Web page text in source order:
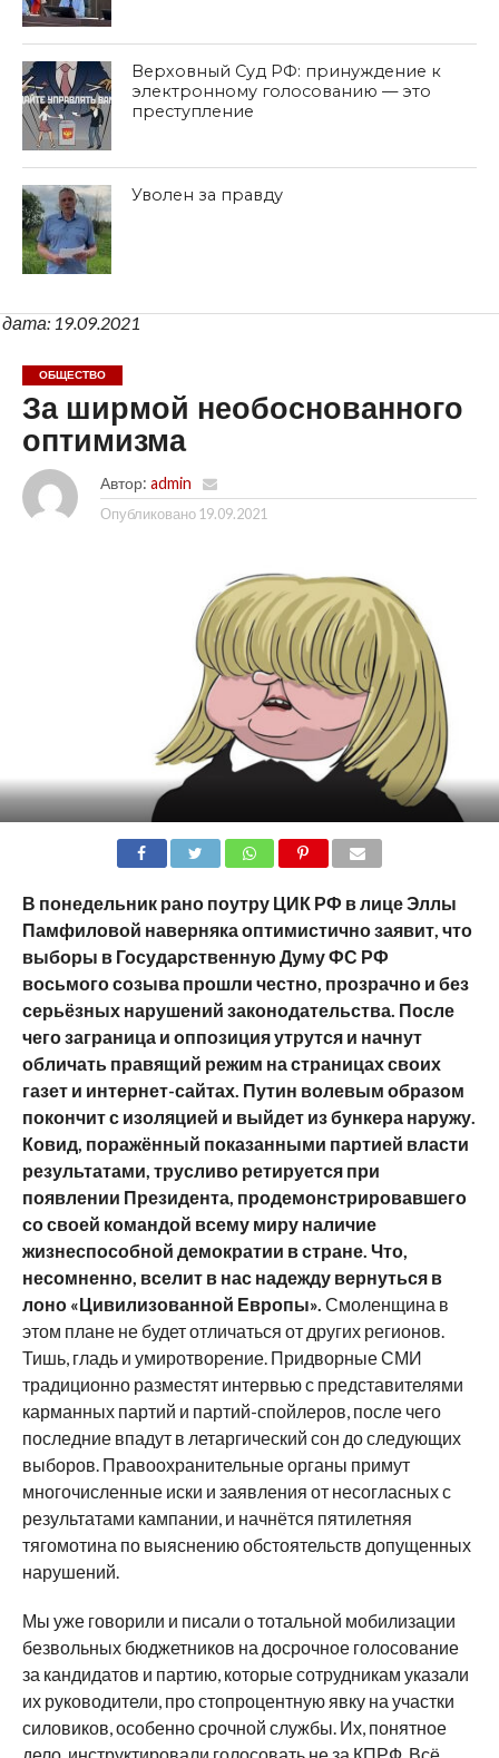
Верховный Суд РФ: принуждение к
электронному голосованию — это
преступление
Уволен за правду
дата: 19.09.2021
ОБЩЕСТВО
За ширмой необоснованного
оптимизма
Автор: admin
Опубликовано 19.09.2021
В понедельник рано поутру ЦИК РФ в лице Эллы
Памфиловой наверняка оптимистично заявит, что
выборы в Государственную Думу ФС РФ
восьмого созыва прошли честно, прозрачно и без
серьёзных нарушений законодательства. После
чего заграница и оппозиция утрутся и начнут
обличать правящий режим на страницах своих
газет и интернет-сайтах. Путин волевым образом
покончит с изоляцией и выйдет из бункера наружу.
Ковид, поражённый показанными партией власти
результатами, трусливо ретируется при
появлении Президента, продемонстрировавшего
со своей командой всему миру наличие
жизнеспособной демократии в стране. Что,
несомненно, вселит в нас надежду вернуться в
лоно «Цивилизованной Европы». Смоленщина в
этом плане не будет отличаться от других регионов.
Тишь, гладь и умиротворение. Придворные СМИ
традиционно разместят интервью с представителями
карманных партий и партий-спойлеров, после чего
последние впадут в летаргический сон до следующих
выборов. Правоохранительные органы примут
многочисленные иски и заявления от несогласных с
результатами кампании, и начнётся пятилетняя
тягомотина по выяснению обстоятельств допущенных
нарушений.
Мы уже говорили и писали о тотальной мобилизации
безвольных бюджетников на досрочное голосование
за кандидатов и партию, которые сотрудникам указали
их руководители, про стопроцентную явку на участки
силовиков, особенно срочной службы. Их, понятное